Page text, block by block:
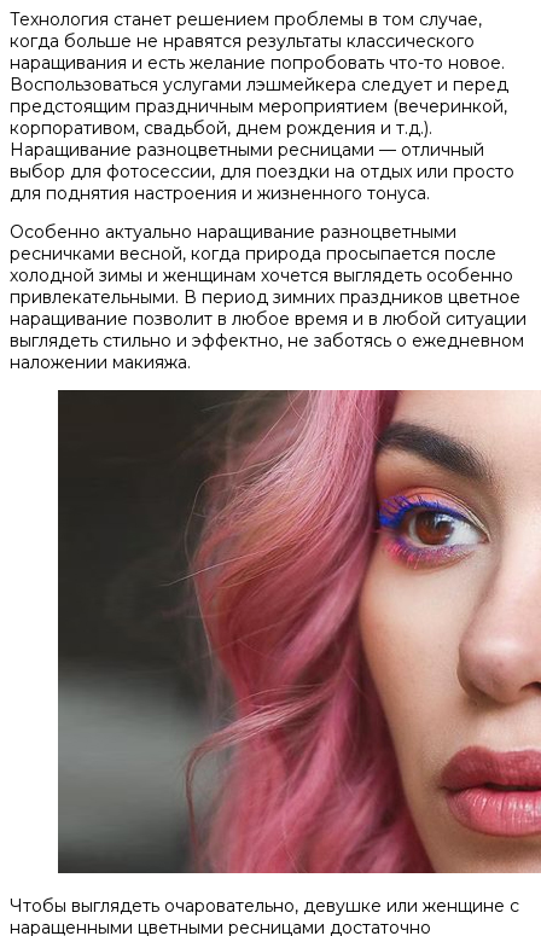
Технология станет решением проблемы в том случае,
когда больше не нравятся результаты классического
наращивания и есть желание попробовать что-то новое.
Воспользоваться услугами лэшмейкера следует и перед
предстоящим праздничным мероприятием (вечеринкой,
корпоративом, свадьбой, днем рождения и т.д.).
Наращивание разноцветными ресницами — отличный
выбор для фотосессии, для поездки на отдых или просто
для поднятия настроения и жизненного тонуса.
Особенно актуально наращивание разноцветными
ресничками весной, когда природа просыпается после
холодной зимы и женщинам хочется выглядеть особенно
привлекательными. В период зимних праздников цветное
наращивание позволит в любое время и в любой ситуации
выглядеть стильно и эффектно, не заботясь о ежедневном
наложении макияжа.
Чтобы выглядеть очаровательно, девушке или женщине с
наращенными цветными ресницами достаточно